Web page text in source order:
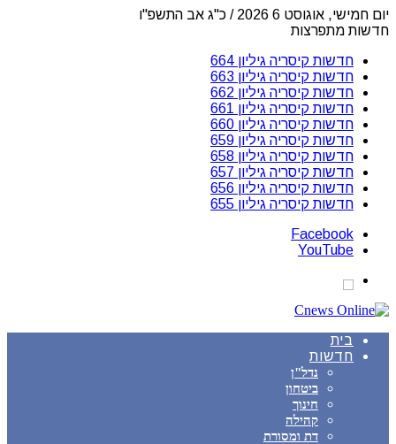
יום חמישי, אוגוסט 6 2026 / כ"ג אב התשפ"ו
חדשות מתפרצות
חדשות קיסריה גיליון 664
חדשות קיסריה גיליון 663
חדשות קיסריה גיליון 662
חדשות קיסריה גיליון 661
חדשות קיסריה גיליון 660
חדשות קיסריה גיליון 659
חדשות קיסריה גיליון 658
חדשות קיסריה גיליון 657
חדשות קיסריה גיליון 656
חדשות קיסריה גיליון 655
Facebook
YouTube
בית
חדשות
נדל"ן
ביטחון
חינוך
קהילה
דת ומסורת